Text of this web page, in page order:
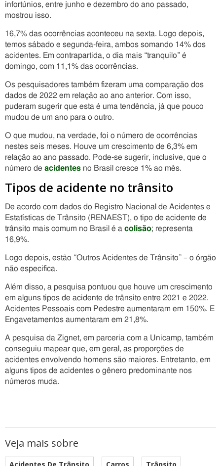
infortúnios, entre junho e dezembro do ano passado,
mostrou isso.
16,7% das ocorrências aconteceu na sexta. Logo depois,
temos sábado e segunda-feira, ambos somando 14% dos
acidentes. Em contrapartida, o dia mais “tranquilo” é
domingo, com 11,1% das ocorrências.
Os pesquisadores também fizeram uma comparação dos
dados de 2022 em relação ao ano anterior. Com isso,
puderam sugerir que esta é uma tendência, já que pouco
mudou de um ano para o outro.
O que mudou, na verdade, foi o número de ocorrências
nestes seis meses. Houve um crescimento de 6,3% em
relação ao ano passado. Pode-se sugerir, inclusive, que o
número de acidentes no Brasil cresce 1% ao mês.
Tipos de acidente no trânsito
De acordo com dados do Registro Nacional de Acidentes e
Estatísticas de Trânsito (RENAEST), o tipo de acidente de
trânsito mais comum no Brasil é a colisão; representa
16,9%.
Logo depois, estão “Outros Acidentes de Trânsito” – o órgão
não especifica.
Além disso, a pesquisa pontuou que houve um crescimento
em alguns tipos de acidente de trânsito entre 2021 e 2022.
Acidentes Pessoais com Pedestre aumentaram em 150%. E
Engavetamentos aumentaram em 21,8%.
A pesquisa da Zignet, em parceria com a Unicamp, também
conseguiu mapear que, em geral, as proporções de
acidentes envolvendo homens são maiores. Entretanto, em
alguns tipos de acidentes o gênero predominante nos
números muda.
Veja mais sobre